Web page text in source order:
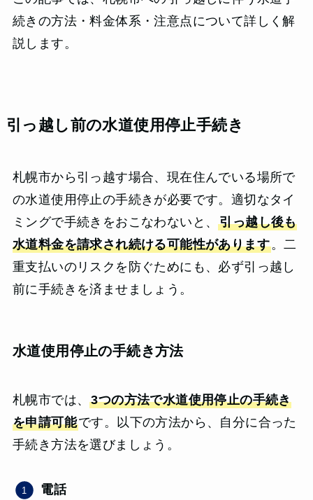
続きの方法・料金体系・注意点について詳しく解
説します。
引っ越し前の水道使用停止手続き
札幌市から引っ越す場合、現在住んでいる場所で
の水道使用停止の手続きが必要です。適切なタイ
ミングで手続きをおこなわないと、引っ越し後も
水道料金を請求され続ける可能性があります。二
重支払いのリスクを防ぐためにも、必ず引っ越し
前に手続きを済ませましょう。
水道使用停止の手続き方法
札幌市では、3つの方法で水道使用停止の手続き
を申請可能です。以下の方法から、自分に合った
手続き方法を選びましょう。
電話